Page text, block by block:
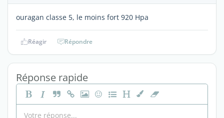
ouragan classe 5, le moins fort 920 Hpa
Réagir Répondre
Réponse rapide